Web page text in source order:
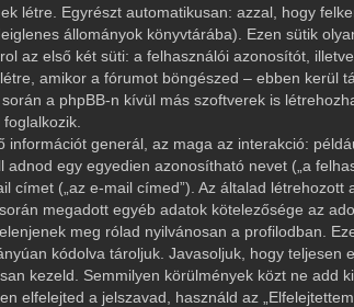
létre. Egyrészt automatikusan: azzal, hogy
állományok könyvtárába). Ezen sütik
az első két süti: a felhasználói azonosítót,
amikor a fórumot böngészed – ebben kerül
során a phpBB-n kívül más szoftverek is
információt generál, az maga az interakció:
egy egyedien azonosítható nevet („a
címet („az e-mail címed”). Az általad
megadott egyéb adatok kötelezősége az
meg rólad nyilvánosan a profilodban.
kódolva tároljuk. Javasoljuk, hogy
kezeld. Semmilyen körülmények közt ne add
elfelejted a jelszavad, használd az